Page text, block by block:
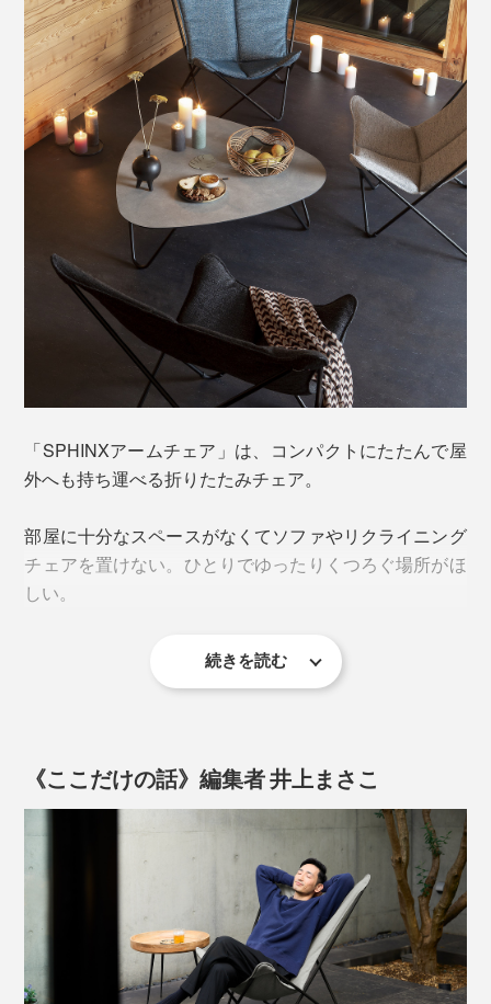
でラクに預けられる包容力。
座面左右の角には、膝を掛けたり、足を乗せたり……ひ
れ。
いろんな姿勢をとるうちにベストポジションが見つかる
はずです。
お手持ちのオットマンと組み合わせれば、快適さも一層
増しますよ。
美しい見た目と触り心地だけでなく、屋外使用にも耐え
うる機能性を兼ね備えています。
野外耐久性に優れたSunbrella®生地は、紫外線や雨、海
水、潮風などの自然環境にも強く、色あせやカビが発生
しにくいのが特徴です。
少濡れてもすぐに拭き取れてすぐ乾き、汚れもつきにく
いという頼もしさ。
か、水で薄めた中性洗剤を使って手洗いもOKだから、
お手入れも手軽です。
「SPHINXアームチェア」は、コンパクトにたたんで屋
外へも持ち運べる折りたたみチェア。
部屋に十分なスペースがなくてソファやリクライニング
チェアを置けない。ひとりでゆったりくつろぐ場所がほ
しい。
そんな方にも気軽に迎え入れていただけます。
クトに収納も可能です。
続きを読む
《ここだけの話》編集者 井上まさこ